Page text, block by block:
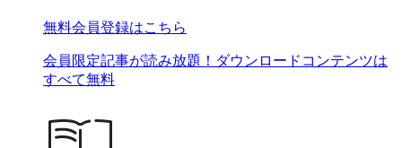
無料会員登録はこちら
会員限定記事が読み放題！ダウンロードコンテンツは
すべて無料